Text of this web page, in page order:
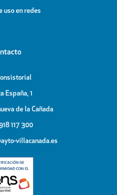
uso en redes
España, 1
de la Cañada
117 300
villacanada.es